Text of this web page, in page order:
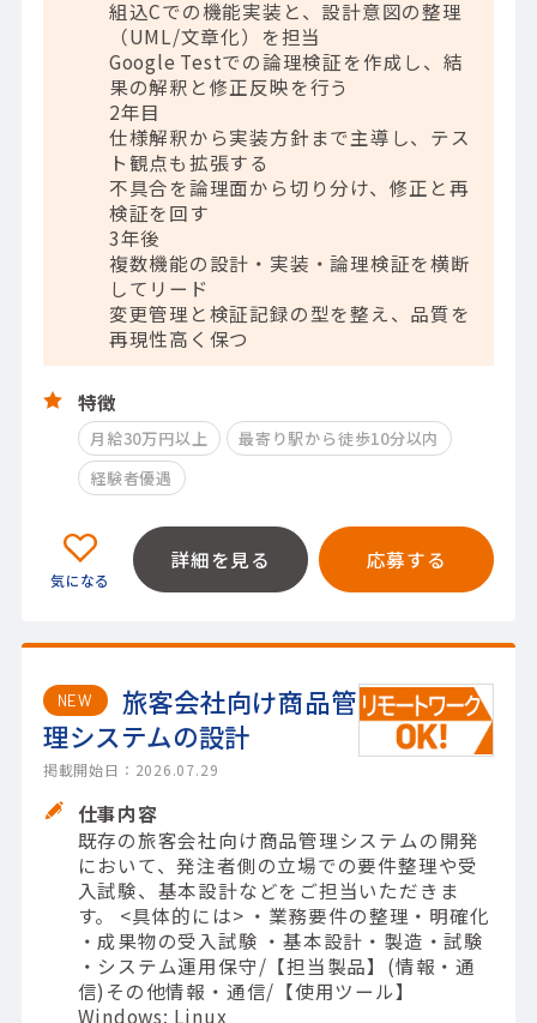
組込Cでの機能実装と、設計意図の整理
（UML/文章化）を担当
Google Testでの論理検証を作成し、結
果の解釈と修正反映を行う
2年目
仕様解釈から実装方針まで主導し、テス
ト観点も拡張する
不具合を論理面から切り分け、修正と再
検証を回す
3年後
複数機能の設計・実装・論理検証を横断
してリード
変更管理と検証記録の型を整え、品質を
再現性高く保つ
特徴
月給30万円以上
最寄り駅から徒歩10分以内
経験者優遇
詳細を見る 応募する
NEW
旅客会社向け商品管
理システムの設計
掲載開始日：2026.07.29
仕事内容
既存の旅客会社向け商品管理システムの開発
において、発注者側の立場での要件整理や受
入試験、基本設計などをご担当いただきま
す。 <具体的には> ・業務要件の整理・明確化
・成果物の受入試験 ・基本設計・製造・試験
・システム運用保守/【担当製品】(情報・通
信)その他情報・通信/【使用ツール】
Windows; Linux